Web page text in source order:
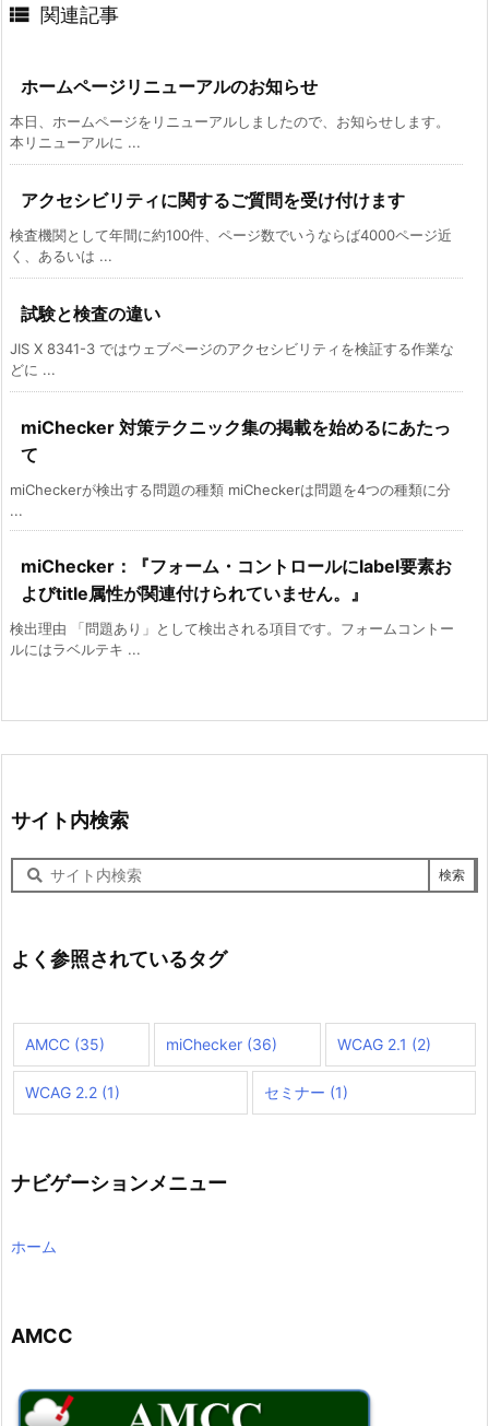
 関連記事
ホームページリニューアルのお知らせ
本日、ホームページをリニューアルしましたので、お知らせします。
本リニューアルに ...
アクセシビリティに関するご質問を受け付けます
検査機関として年間に約100件、ページ数でいうならば4000ページ近
く、あるいは ...
試験と検査の違い
JIS X 8341-3 ではウェブページのアクセシビリティを検証する作業な
どに ...
miChecker 対策テクニック集の掲載を始めるにあたっ
て
miCheckerが検出する問題の種類 miCheckerは問題を4つの種類に分
...
miChecker：『フォーム・コントロールにlabel要素お
よびtitle属性が関連付けられていません。』
検出理由 「問題あり」として検出される項目です。フォームコントー
ルにはラベルテキ ...
サイト内検索
サ
イ
検
索
よく参照されているタグ
AMCC (35) miChecker(36) WCAG 2.1 (2)
WCAG 2.2 (1) セミナー (1)
ナビゲーションメニュー
ホーム
AMCC